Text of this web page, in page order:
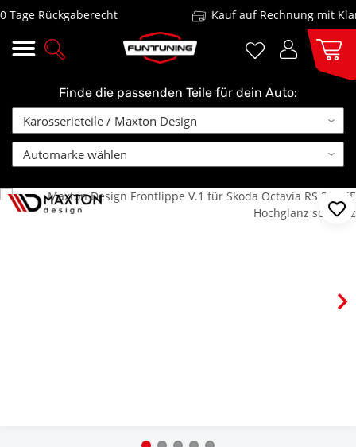
Rückgaberecht Kauf auf Rechnung mit
Finde die passenden Teile für dein Auto: